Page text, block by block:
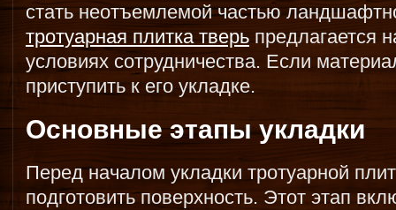
стать неотъемлемой частью
тротуарная плитка тверь предлагается
условиях сотрудничества. Если
приступить к его укладке.
Основные этапы укладки
Перед началом укладки тротуарной
подготовить поверхность. Этот этап